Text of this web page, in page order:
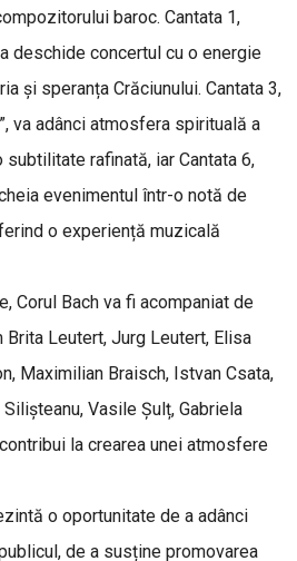
baroc. Cantata 1,
deschide concertul cu o energie
și speranța Crăciunului. Cantata 3,
va adânci atmosfera spirituală a
rafinată, iar Cantata 6,
evenimentul într-o notă de
o experiență muzicală
Corul Bach va fi acompaniat de
Brita Leutert, Jurg Leutert, Elisa
Maximilian Braisch, Istvan Csata,
Vasile Șulț, Gabriela
la crearea unei atmosfere
o oportunitate de a adânci
de a susține promovarea